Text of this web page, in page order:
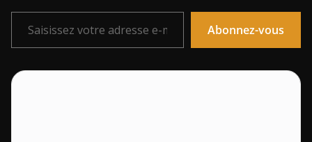
Saisissez votre adresse e-mail…
Abonnez-vous